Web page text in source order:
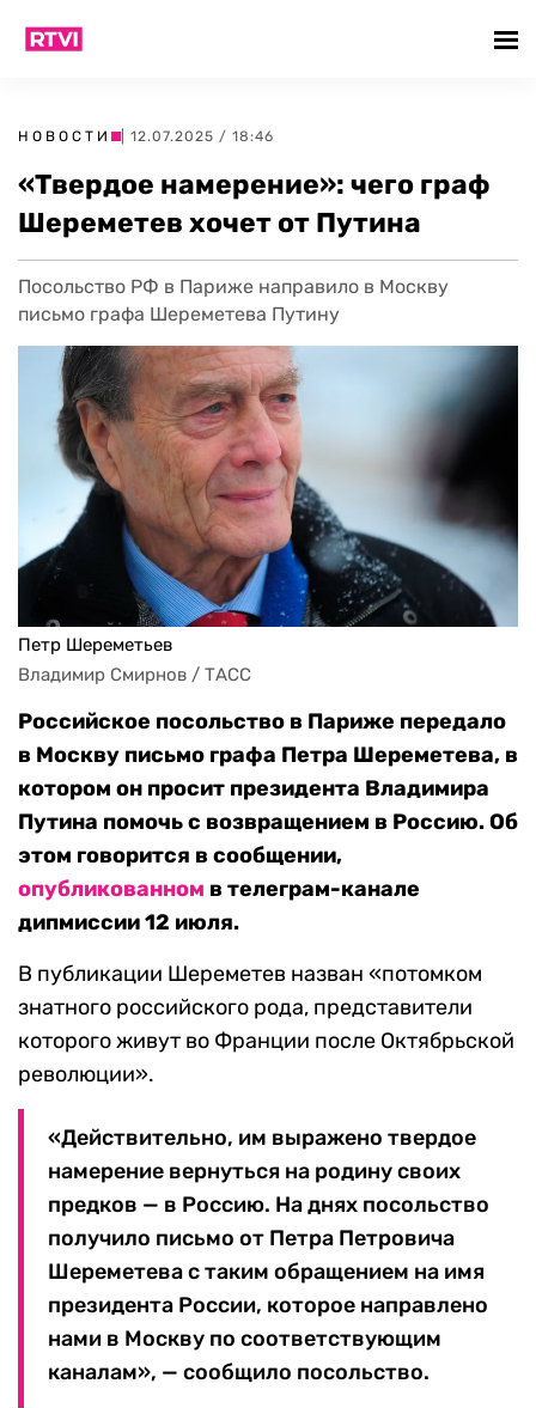
НОВОСТИ | 12.07.2025 / 18:46
«Твердое намерение»: чего граф
Шереметев хочет от Путина
Посольство РФ в Париже направило в Москву
письмо графа Шереметева Путину
Петр Шереметьев
Владимир Смирнов / ТАСС
Российское посольство в Париже передало
в Москву письмо графа Петра Шереметева, в
котором он просит президента Владимира
Путина помочь с возвращением в Россию. Об
этом говорится в сообщении,
опубликованном в телеграм-канале
дипмиссии 12 июля.
В публикации Шереметев назван «потомком
знатного российского рода, представители
которого живут во Франции после Октябрьской
революции».
«Действительно, им выражено твердое
намерение вернуться на родину своих
предков — в Россию. На днях посольство
получило письмо от Петра Петровича
Шереметева с таким обращением на имя
президента России, которое направлено
нами в Москву по соответствующим
каналам», — сообщило посольство.